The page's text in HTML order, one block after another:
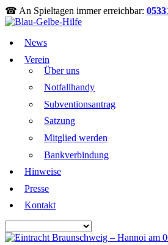
☎ An Spieltagen immer erreichbar:
News
Verein
Über uns
Notfallhandy
Subventionsantrag
Satzung
Mitglied werden
Bankverbindung
Hinweise
Presse
Kontakt